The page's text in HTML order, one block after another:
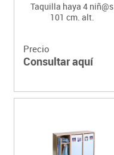
Taquilla haya 4 niñ@s
101 cm. alt.
Precio
Consultar aquí